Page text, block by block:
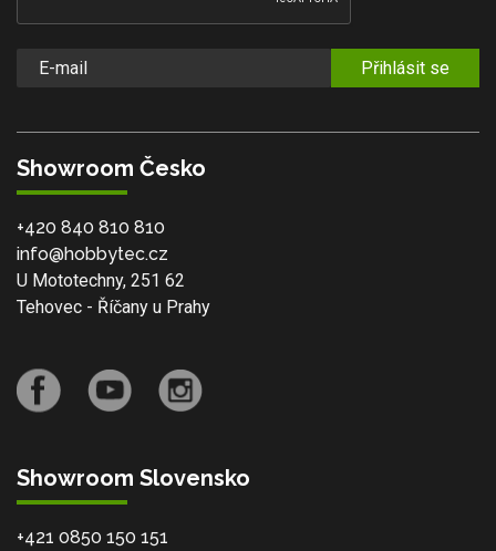
Přihlásit se
Showroom Česko
+420 840 810 810
info@hobbytec.cz
U Mototechny, 251 62
Tehovec - Říčany u Prahy
Showroom Slovensko
+421 0850 150 151